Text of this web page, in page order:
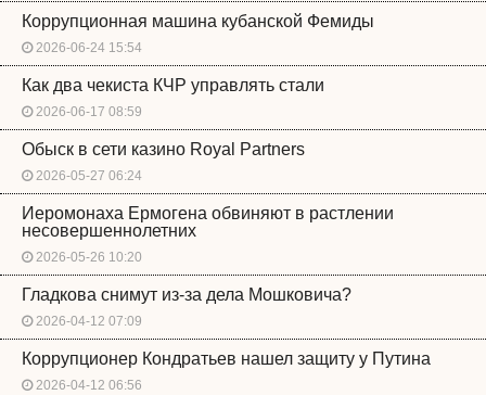
Коррупционная машина кубанской Фемиды
2026-06-24 15:54
Как два чекиста КЧР управлять стали
2026-06-17 08:59
Обыск в сети казино Royal Partners
2026-05-27 06:24
Иеромонаха Ермогена обвиняют в растлении
несовершеннолетних
2026-05-26 10:20
Гладкова снимут из-за дела Мошковича?
2026-04-12 07:09
Коррупционер Кондратьев нашел защиту у Путина
2026-04-12 06:56